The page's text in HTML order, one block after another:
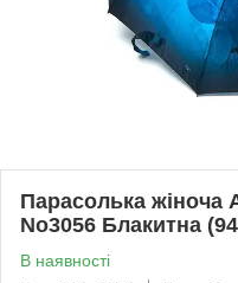
Парасолька жіноча
No3056 Блакитна
В наявності